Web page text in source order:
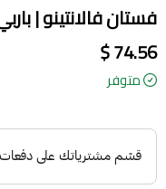
فستان فالانتينو |
74.56 $
متوفر